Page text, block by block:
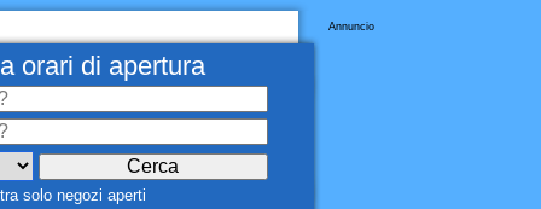
Annuncio
orari di apertura
solo negozi aperti